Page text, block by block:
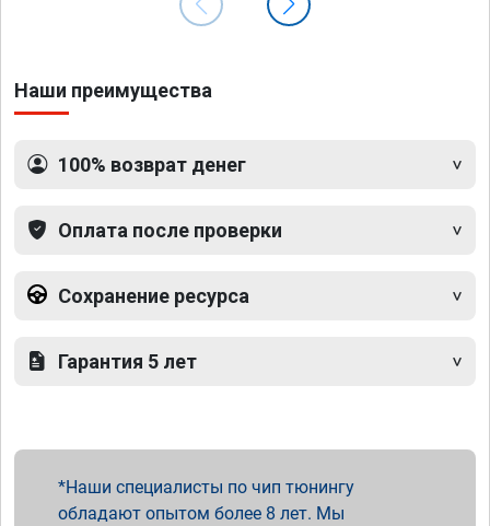
Наши преимущества
100% возврат денег
Оплата после проверки
Сохранение ресурса
Гарантия 5 лет
Наши специалисты по чип тюнингу
обладают опытом более 8 лет. Мы